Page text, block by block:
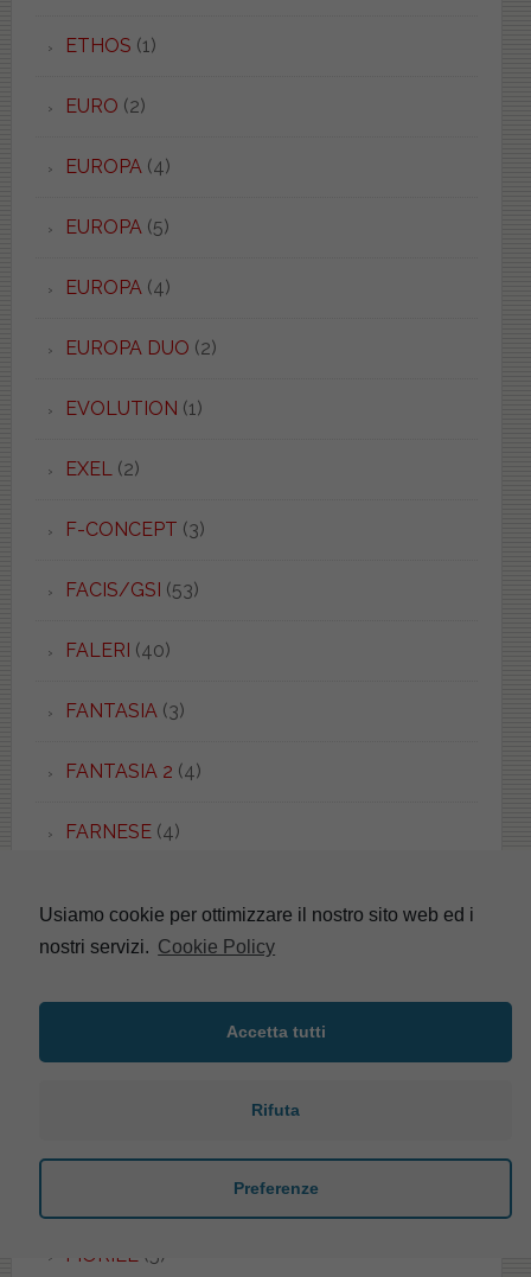
ETHOS (1)
EURO (2)
EUROPA (4)
EUROPA (5)
EUROPA (4)
EUROPA DUO (2)
EVOLUTION (1)
EXEL (2)
F-CONCEPT (3)
FACIS/GSI (53)
FALERI (40)
FANTASIA (3)
FANTASIA 2 (4)
FARNESE(4)
FEDRA(1)
FIORILE (5)
Usiamo cookie per ottimizzare il nostro sito web ed i
nostri servizi. Cookie Policy
Accetta tutti
Rifuta
Preferenze